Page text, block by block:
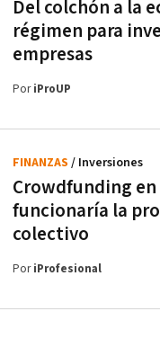
Del colchón a la
régimen para
empresas
PoriProUP
Crowdfunding
funcionaría la
colectivo
FINANZAS / Inversiones
PoriProfesional